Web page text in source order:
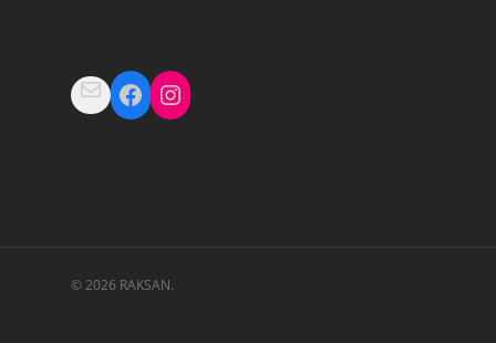
MailFacebook
Instagram
© 2026 RAKSAN.